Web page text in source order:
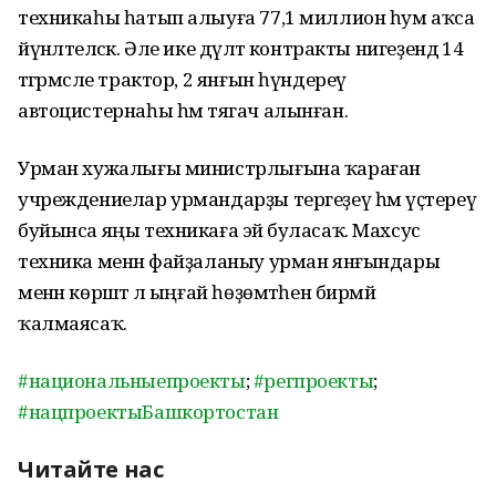
техникаһы һатып алыуға 77,1 миллион һум аҡса
йүнәлтеләсәк. Әле ике дәүләт контракты нигеҙендә 14
тәгәрмәсле трактор, 2 янғын һүндереү
автоцистернаһы һәм тягач алынған.
Урман хужалығы министрлығына ҡараған
учреждениелар урмандарҙы тергеҙеү һәм үҫтереү
буйынса яңы техникаға эйә буласаҡ. Махсус
техника менән файҙаланыу урман янғындары
менән көрәштә лә ыңғай һөҙөмтәһен бирмәй
ҡалмаясаҡ.
#национальныепроекты;#регпроекты;
#нацпроектыБашкортостан
Читайте нас